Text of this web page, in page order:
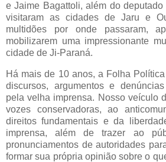
e Jaime Bagattoli, além do
visitaram as cidades de Jaru e
multidões por onde passaram,
mobilizarem uma impressionante
cidade de Ji-Paraná.
Há mais de 10 anos, a Folha
discursos, argumentos e
pela velha imprensa. Nosso veículo
vozes conservadoras, ao
direitos fundamentais e da
imprensa, além de trazer ao
pronunciamentos de autoridades
formar sua própria opinião sobre o